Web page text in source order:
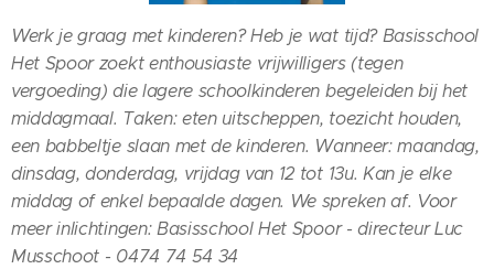
Werk je graag met kinderen? Heb je wat tijd? Basisschool
Het Spoor zoekt enthousiaste vrijwilligers (tegen
vergoeding) die lagere schoolkinderen begeleiden bij het
middagmaal. Taken: eten uitscheppen, toezicht houden,
een babbeltje slaan met de kinderen. Wanneer: maandag,
dinsdag, donderdag, vrijdag van 12 tot 13u. Kan je elke
middag of enkel bepaalde dagen. We spreken af. Voor
meer inlichtingen: Basisschool Het Spoor - directeur Luc
Musschoot - 0474 74 54 34